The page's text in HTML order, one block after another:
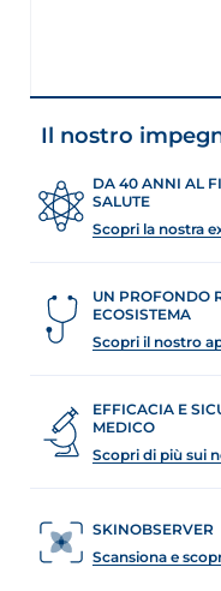
Il nostro
DA 40 ANNI AL
SALUTE
Scopri la nostra
UN PROFONDO
ECOSISTEMA
Scopri il nostro
EFFICACIA E
MEDICO
Scopri di più sui
SKINOBSERVER
Scansiona e